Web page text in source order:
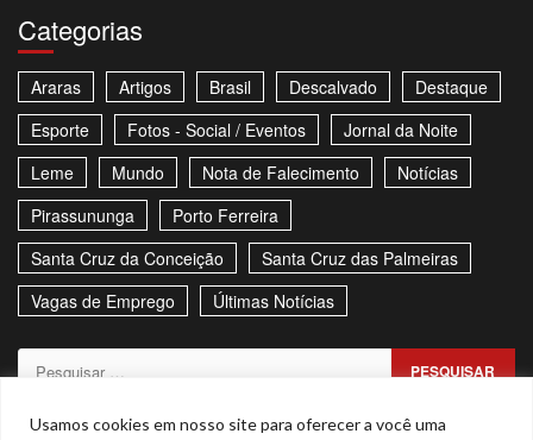
Usamos cookies em nosso site para oferecer a você uma
Categorias
Araras Artigos Brasil Descalvado
Destaque
Esporte
Fotos - Social / Eventos
Jornal da Noite
Leme
Mundo Nota de Falecimento
Notícias
Pirassununga
Porto Ferreira
Santa Cruz da Conceição
Santa Cruz das Palmeiras
Vagas de Emprego
Últimas Notícias
Pesquisar
Sitemap Política de Privacidade Contato